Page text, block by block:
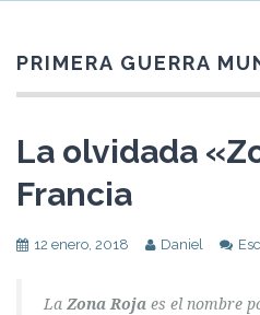
PRIMERA GUERRA
La olvidada
Francia
12 enero, 2018 Daniel
La Zona Roja es el nombre